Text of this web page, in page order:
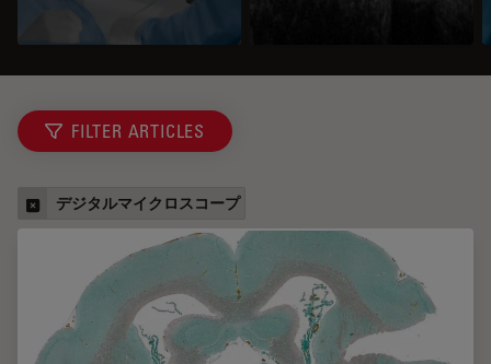
FILTER ARTICLES
デジタルマイクロスコープ